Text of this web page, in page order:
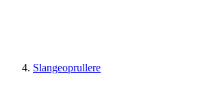
Slangeoprullere